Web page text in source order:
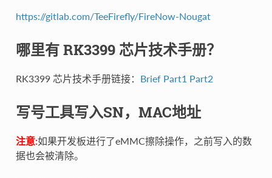
https://gitlab.com/TeeFirefly/FireNow-Nougat
哪里有 RK3399 芯片技术手册？
RK3399 芯片技术手册链接： Brief Part1 Part2
写号工具写入SN，MAC地址
注意:如果开发板进行了eMMC擦除操作，之前写入的数
据也会被清除。